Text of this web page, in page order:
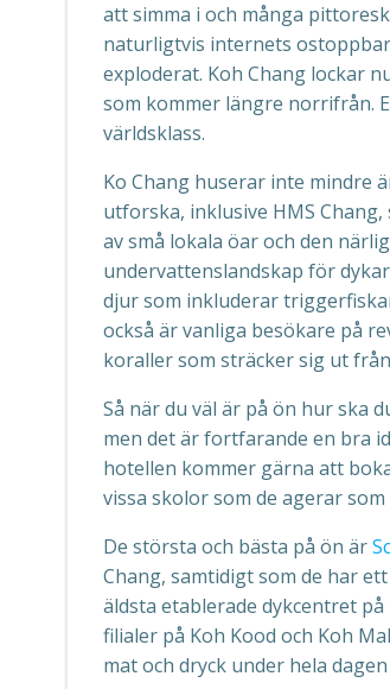
att simma i och många
naturligtvis internets
exploderat. Koh Chang lockar
som kommer längre norrifrån.
världsklass.
Ko Chang huserar inte mindre
utforska, inklusive HMS
av små lokala öar och den
undervattenslandskap för
djur som inkluderar
också är vanliga besökare på
koraller som sträcker sig ut
Så när du väl är på ön hur ska
men det är fortfarande en bra
hotellen kommer gärna att
vissa skolor som de agerar
De största och bästa på ön är
Chang, samtidigt som de har
äldsta etablerade dykcentret
filialer på Koh Kood och Koh
mat och dryck under hela